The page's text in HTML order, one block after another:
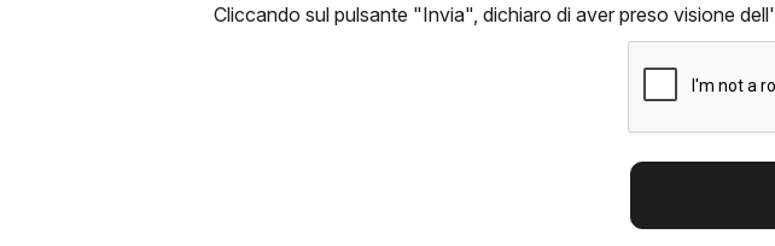
Cliccando sul pulsante "Invia", dichiaro di aver preso visione dell'